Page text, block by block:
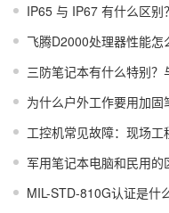
IP65 与 IP67 有什么区别
飞腾D2000处理器性能怎
三防笔记本有什么特别？
为什么户外工作要用加固
工控机常见故障：现场工
军用笔记本电脑和民用的
MIL-STD-810G认证是什